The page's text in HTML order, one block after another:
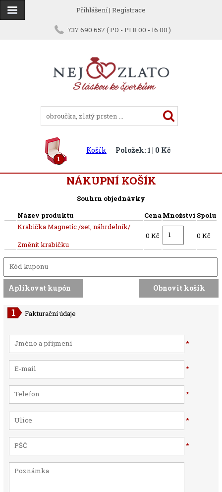
Přihlášení| Registrace
737 690 657 ( PO - PI 8:00 - 16:00 )
1
Košík Položek: 1 | 0 Kč
NÁKUPNÍ KOŠÍK
Souhrn objednávky
Název produktu
CenaMnožství Spolu
Krabička Magnetic /set, náhrdelník/
Změnit krabičku
0 Kč 0 Kč
Fakturační údaje
*
*
*
*
*